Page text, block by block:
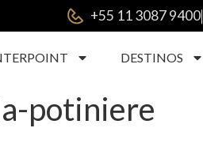
+55 11 3087 9400|
DESTINOS
potiniere